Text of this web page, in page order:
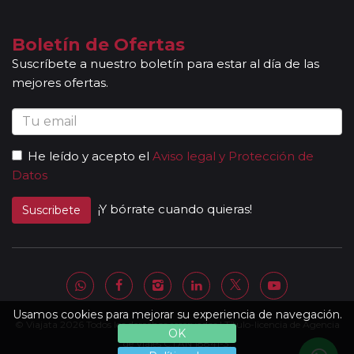
Usamos cookies para mejorar su experiencia de navegación.
OK
viaje, se aceptan reservas a compartir solamente si la
duración del sector es de al menos 7 noches de hotel.
Mayores de 65 años:las personas mayores de 65 años se
beneficiarán de un descuento del 5% en todos los viajes
programados en temporada baja y durante todo el año en
los circuitos marcados con el símbolo "pasajero club".
importe alguno sin tener derecho a servicio alguno
(atención, el seguro tampoco está incluido). Los padres
abonarán directamente los servicios que pudieran precisar y
requieran (cuna, etc.). * De 3 a 8 años: Se les ofrece un
ofrece un descuento del 10 % en el valor del viaje (no valido
para grupos).
Otras notas a tener en cuenta:
Todas nuestras rutas, independientemente del
número de pasajeros, incluyen la presencia de guías
Boletín de Ofertas
Suscríbete a nuestro boletín para estar al día de las
mejores ofertas.
He leído y acepto el Aviso legal y Protección de
Datos
Suscribete ¡Y bórrate cuando quieras!
© Viajata 2026 Todos los derechos reservados | Título-licencia de Agencia
de Viajes C.I.AN 18841-3.